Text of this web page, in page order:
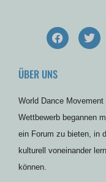
F
a
c
b
o
T
w
i
r
ÜBER UNS
World Dance
Wettbewerb begannen
ein Forum zu bieten, in
kulturell voneinander
können.